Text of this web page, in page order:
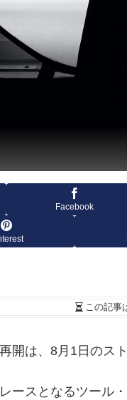
Facebook
この記事
開は、8月1日のス
ースとなるツール